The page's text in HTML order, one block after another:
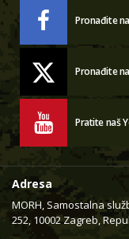
Pronađite
Pronađite
Pratite naš
Adresa
MORH, Samostalna
252, 10002 Zagreb,